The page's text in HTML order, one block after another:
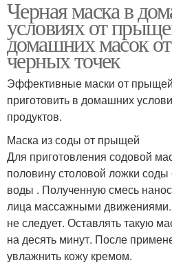
Черная маска в
условиях от
домашних масок
черных точек
Эффективные маски от
приготовить в домашних
продуктов.
Маска из соды от прыщей
Для приготовления содовой
половину столовой ложки
воды . Полученную смесь
лица массажными
не следует. Оставлять такую
на десять минут. После
увлажнить кожу кремом.